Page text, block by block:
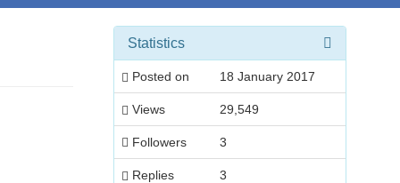
Statistics
Posted on 18 January 2017
Views 29,549
Followers 3
Replies 3